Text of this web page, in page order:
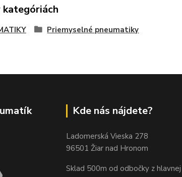
kategóriách
Priemyselné pneumatiky
Kde nás nájdete?
Ladomerská Vieska 278
96501 Žiar nad Hronom
Sklad 500m od odbočky z hlavnej